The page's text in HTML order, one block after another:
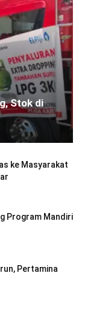
Stok di
ke Masyarakat
Program Mandiri
Pertamina